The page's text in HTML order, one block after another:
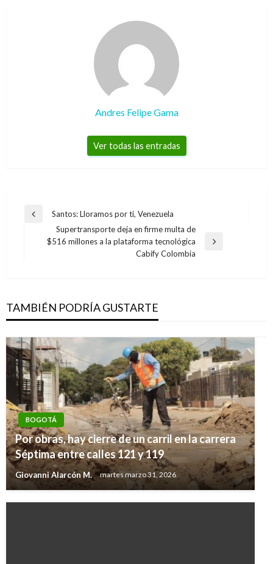
Andres Felipe Gama
Ver todas las entradas
Navegación
entradas
Entrada
Santos: Lloramos por ti, Venezuela
Entrada
Supertransporte deja en firme multa de
$516 millones a la plataforma tecnológica
Cabify Colombia
TAMBIÉN PODRÍA GUSTARTE
BOGOTÁ
Por obras, hay cierre de un carril en la carrera
Séptima entre calles 121 y 119
Giovanni Alarcón M. martes marzo 31, 2026